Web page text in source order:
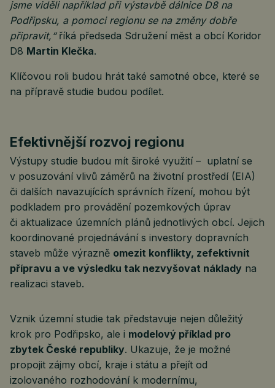
jsme viděli například při výstavbě dálnice D8 na
Podřipsku, a pomoci regionu se na změny dobře
připravit,“ říká předseda Sdružení měst a obcí Koridor
D8 Martin Klečka.
Klíčovou roli budou hrát také samotné obce, které se
na přípravě studie budou podílet.
Efektivnější rozvoj regionu
Výstupy studie budou mít široké využití – uplatní se
v posuzování vlivů záměrů na životní prostředí (EIA)
či dalších navazujících správních řízení, mohou být
podkladem pro provádění pozemkových úprav
či aktualizace územních plánů jednotlivých obcí. Jejich
koordinované projednávání s investory dopravních
staveb může výrazně omezit konflikty, zefektivnit
přípravu a ve výsledku tak nezvyšovat náklady na
realizaci staveb.
Vznik územní studie tak představuje nejen důležitý
krok pro Podřipsko, ale i modelový příklad pro
zbytek České republiky. Ukazuje, že je možné
propojit zájmy obcí, kraje i státu a přejít od
izolovaného rozhodování k modernímu,